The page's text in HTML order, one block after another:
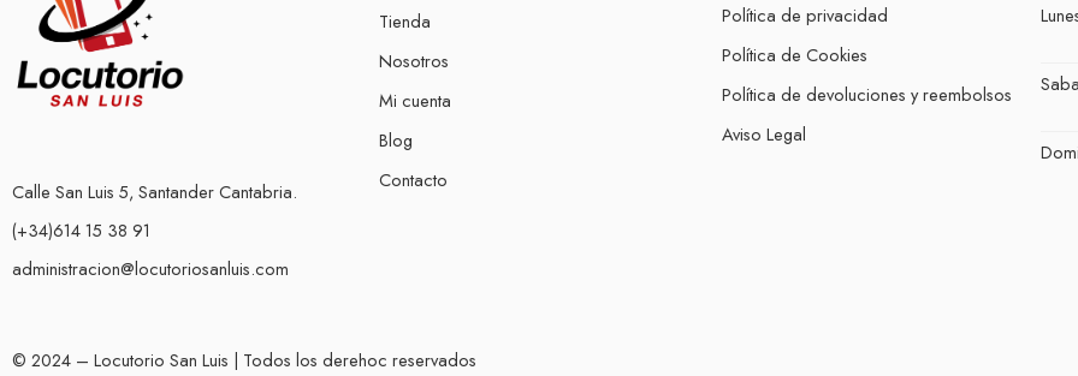
Calle San Luis 5, Santander Cantabria.
(+34)614 15 38 91
administracion@locutoriosanluis.com
Tienda
Nosotros
Mi cuenta
Blog
Contacto
Política de privacidad
Política de Cookies
Política de devoluciones y reembolsos
Aviso Legal
© 2024 – Locutorio San Luis | Todos los derehoc reservados